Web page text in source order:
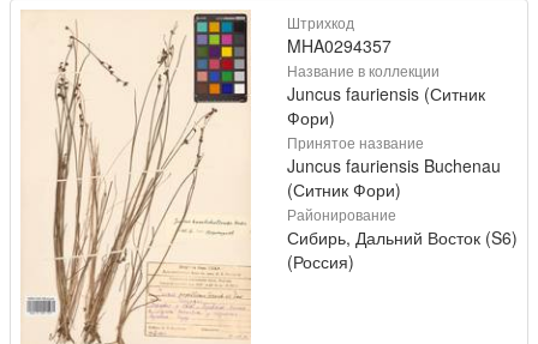
Штрихкод
MHA0294357
Название в коллекции
Juncus fauriensis (Ситник
Фори)
Принятое название
Juncus fauriensis Buchenau
(Ситник Фори)
Районирование
Сибирь, Дальний Восток (S6)
(Россия)